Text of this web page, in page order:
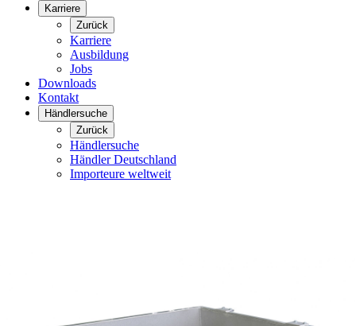
Karriere
Zurück
Karriere
Ausbildung
Jobs
Downloads
Kontakt
Händlersuche
Zurück
Händlersuche
Händler Deutschland
Importeure weltweit